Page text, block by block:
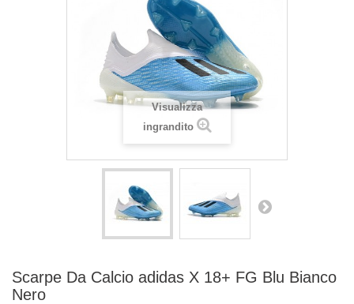
Visualizza
ingrandito
Scarpe Da Calcio adidas X 18+ FG Blu Bianco
Nero